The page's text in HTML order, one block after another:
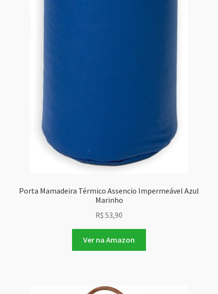
Porta Mamadeira Térmico Assencio Impermeável Azul
Marinho
R$ 53,90
Ver na Amazon